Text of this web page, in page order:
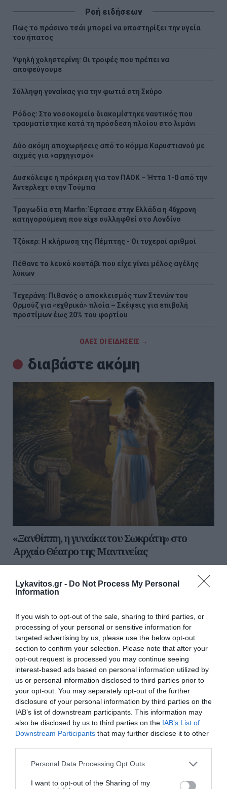
Lykavitos.gr - Do Not Process My Personal
Information
If you wish to opt-out of the sale, sharing to third parties, or
processing of your personal or sensitive information for
targeted advertising by us, please use the below opt-out
section to confirm your selection. Please note that after your
opt-out request is processed you may continue seeing
interest-based ads based on personal information utilized by
us or personal information disclosed to third parties prior to
your opt-out. You may separately opt-out of the further
disclosure of your personal information by third parties on the
IAB’s list of downstream participants. This information may
also be disclosed by us to third parties on the IAB’s List of
Downstream Participants that may further disclose it to other
Please note that this website/app uses one or more Google
not limited to your visit or usage behaviour. You may click to
Personal Data Processing Opt Outs
I want to opt-out of the Sharing of my
Ροή ειδήσεων
Πώς το πράσινο τσάι μπορεί να υποστηρίξει την υγεία
του ήπατος
Υψηλή χοληστερίνη: Οι τροφές που πρέπει να
αποφεύγουμε
Σύλληψη γυναίκας για την φωτιά στη Σκύρο
Ρόδος: Στο νοσοκομείο διακομίστηκε ναυτικός που
τραυματίστηκε κατά τη πρόσδεση πλοίου στο λιμάνι
Δύο ακόμη αποχωρήσεις από το κόμμα Καρυστιανού με
αιχμές για «αρχηγισμό»
Δυσκόλεψε η πρόκριση για τον ΠΑΟΚ – Ήττα 1-0 από την
Άντερλεχτ στην Τούμπα
Τραγωδία στη Marfin: Έφτασε στην Ελλάδα η 46χρονη
κατηγορούμενη που είχε συλληφθεί στο Λονδίνο
Τζόκερ: Η κλήρωση της Πέμπτης - Οι τυχεροί αριθμοί
Πέθανε το λευκό κουτάβι που είχε γίνει μέλος αγέλης
λύκων
Τεχεράνη: Πιθανός ο αποκλεισμός των Στενών του
Ορμούζ για «εχθρικά» πλοία – Σκέψεις για επιβολή
προστίμων έως 20% του φορτίου
ΟΛΕΣ ΟΙ ΕΙΔΗΣΕΙΣ →
διαβάστε ακόμη
«Ξανθίππη, η γυναίκα του Σωκράτη» στο
Αρχαίο Θέατρο της Μαντινείας
ίσως στη σημαντικότερη στιγμή της καριέρας της,
αναμετριέται με τον απαιτητικό ρόλο της Ξανθίππης. Η
28 Ιουλίου 2026